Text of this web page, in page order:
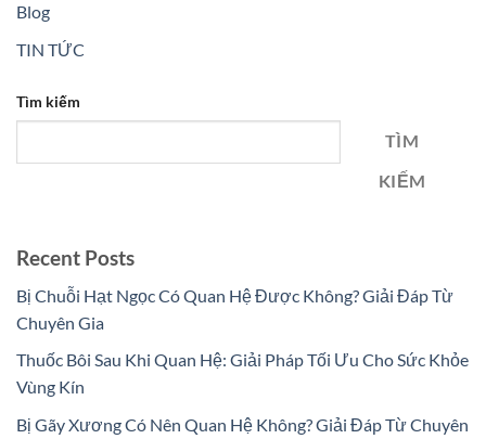
Blog
TIN TỨC
Tìm kiếm
TÌM
KIẾM
Recent Posts
Bị Chuỗi Hạt Ngọc Có Quan Hệ Được Không? Giải Đáp Từ
Chuyên Gia
Thuốc Bôi Sau Khi Quan Hệ: Giải Pháp Tối Ưu Cho Sức Khỏe
Vùng Kín
Bị Gãy Xương Có Nên Quan Hệ Không? Giải Đáp Từ Chuyên